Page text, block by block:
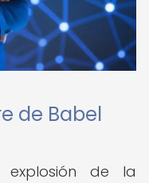
de Babel
de la